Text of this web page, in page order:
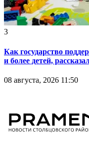
3
Как государство
и более детей,
08 августа, 2026 11:50